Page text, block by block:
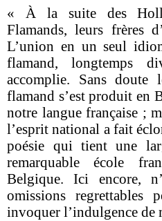
« À la suite des
Flamands, leurs frères
L’union en un seul
flamand, longtemps
accomplie. Sans doute
flamand s’est produit en
notre langue française ;
l’esprit national a fait
poésie qui tient une
remarquable école
Belgique. Ici encore,
omissions regrettables
invoquer l’indulgence de